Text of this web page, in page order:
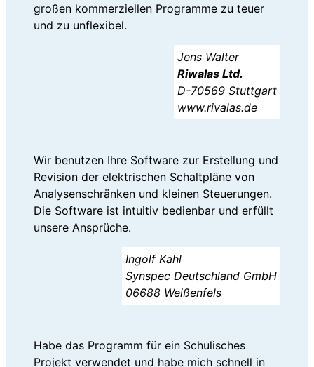
großen kommerziellen Programme zu teuer
und zu unflexibel.
Jens Walter
Riwalas Ltd.
D-70569 Stuttgart
www.rivalas.de
Wir benutzen Ihre Software zur Erstellung und
Revision der elektrischen Schaltpläne von
Analysenschränken und kleinen Steuerungen.
Die Software ist intuitiv bedienbar und erfüllt
unsere Ansprüche.
Ingolf Kahl
Synspec Deutschland GmbH
06688 Weißenfels
Habe das Programm für ein Schulisches
Projekt verwendet und habe mich schnell in